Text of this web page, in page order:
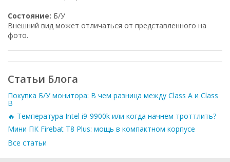
Состояние: Б/У
Внешний вид может отличаться от представленного на
фото.
Статьи Блога
Покупка Б/У монитора: В чем разница между Class A и Class
B
🔥 Температура Intel i9-9900k или когда начнем троттлить?
Мини ПК Firebat T8 Plus: мощь в компактном корпусе
Все статьи